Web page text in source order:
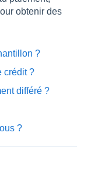
obtenir des
?
crédit ?
différé ?
?